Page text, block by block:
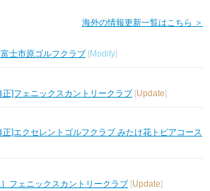
海外の情報更新一覧はこちら ＞
富士市原ゴルフクラブ
Modify
正]フェニックスカントリークラブ [Update]
正]エクセレントゴルフクラブ みたけ花トピアコース
］フェニックスカントリークラブ [Update]